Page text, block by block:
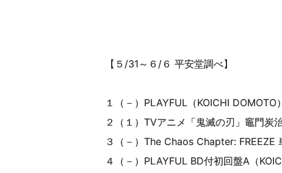
【５/31～６/６ 平安堂調べ】
１（－）PLAYFUL（KOICHI DOMOTO）
２（１）TVアニメ「鬼滅の刃」竈門炭
３（－）The Chaos Chapter: FREEZE
４（－）PLAYFUL BD付初回盤A（